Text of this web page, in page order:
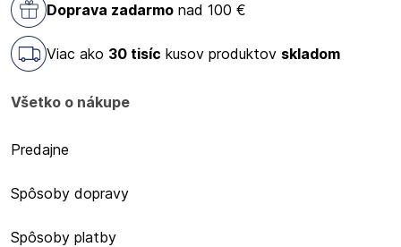
Doprava zadarmo nad 100 €
Viac ako 30 tisíc kusov produktov skladom
Všetko o nákupe
Predajne
Spôsoby dopravy
Spôsoby platby